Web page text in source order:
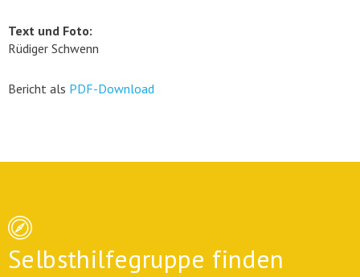
Text und Foto:
Rüdiger Schwenn
Bericht als PDF-Download
Selbsthilfegruppe finden